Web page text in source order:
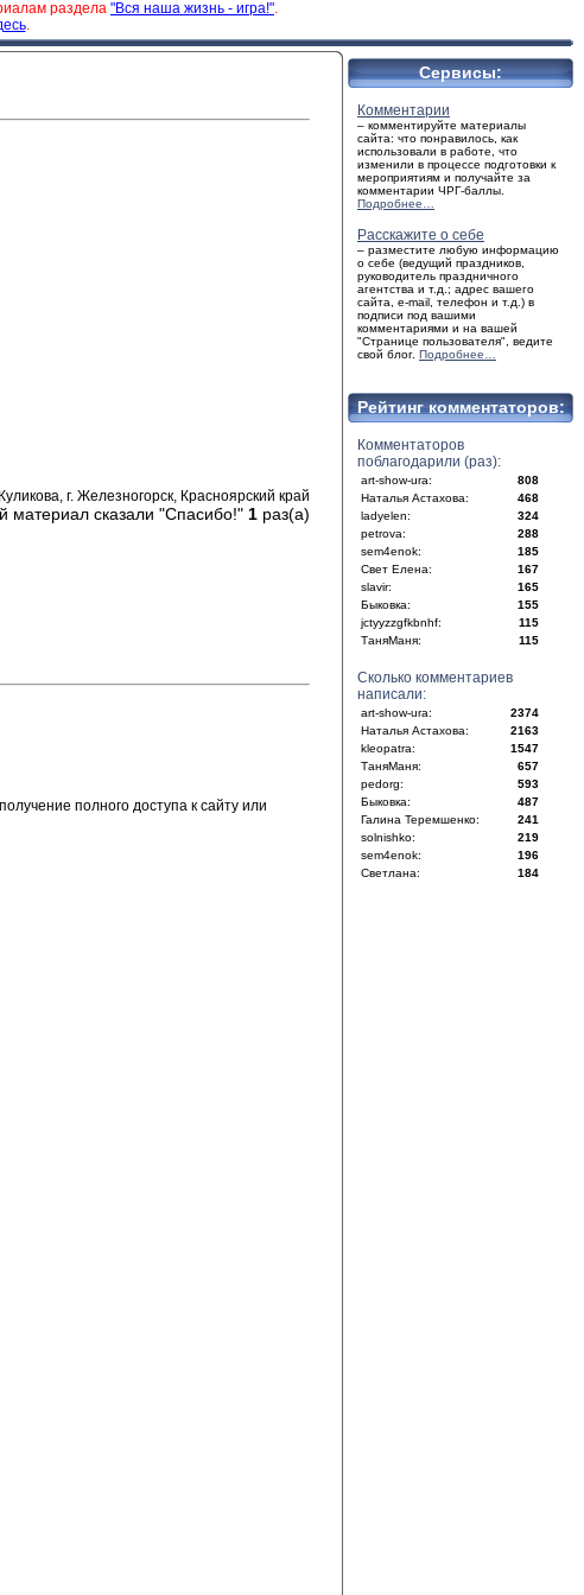
раздела "Вся наша жизнь - игра!".
.
г. Железногорск, Красноярский край
материал сказали "Спасибо!" 1 раз(а)
полного доступа к сайту или
Сервисы:
Комментарии
– комментируйте материалы
сайта: что понравилось, как
использовали в работе, что
изменили в процессе подготовки к
мероприятиям и получайте за
комментарии ЧРГ-баллы.
Подробнее…
Расскажите о себе
– разместите любую информацию
о себе (ведущий праздников,
руководитель праздничного
агентства и т.д.; адрес вашего
сайта, e-mail, телефон и т.д.) в
подписи под вашими
комментариями и на вашей
"Странице пользователя", ведите
свой блог. Подробнее…
Рейтинг комментаторов:
Комментаторов
поблагодарили (раз):
art-show-ura:
808
Наталья Астахова:
468
ladyelen:
324
petrova:
288
sem4enok:
185
Свет Елена:
167
slavir:
165
Быковка:
155
jctyyzzgfkbnhf:
115
ТаняМаня:
115
Сколько комментариев
написали:
art-show-ura:
2374
Наталья Астахова:
2163
kleopatra:
1547
ТаняМаня:
657
pedorg:
593
Быковка:
487
Галина Теремшенко:
241
solnishko:
219
sem4enok:
196
Светлана:
184